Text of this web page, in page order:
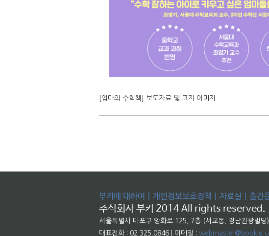
[엄마의 수학책] 보도자료 및 표지 이미지
부키에 대하여 개인정보보호정책 자료실 출간
주식회사 부키 2014 All rights reserved.
서울특별시 마포구 양화로 125, 7층 (서교동, 경남관광빌딩)
대표전화 : 02.325.0846 | 이메일 :